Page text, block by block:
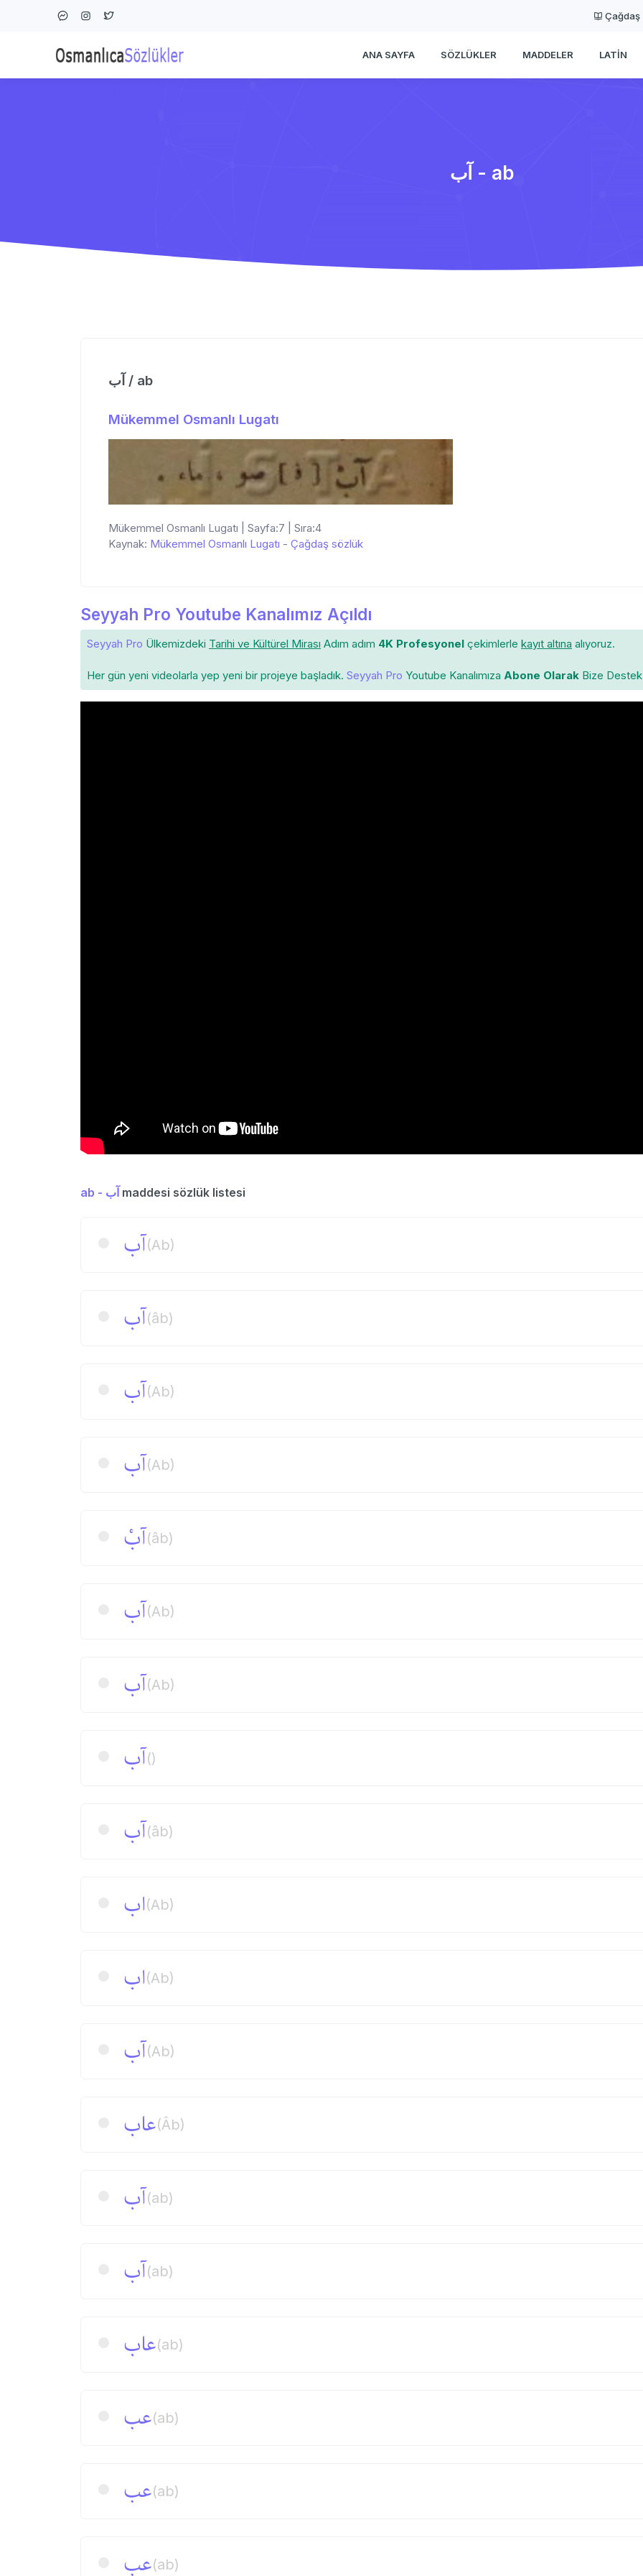
Çağdaş
ANA SAYFA SÖZLÜKLER MADDELER LATIN
آب - ab
آب / ab
Mükemmel Osmanlı Lugatı
Mükemmel Osmanlı Lugatı | Sayfa:7 | Sıra:4
Kaynak: Mükemmel Osmanlı Lugatı - Çağdaş sözlük
Seyyah Pro Youtube Kanalımız Açıldı
Seyyah Pro Ülkemizdeki Tarihi ve Kültürel Mirası Adım adım 4K Profesyonel çekimlerle kayıt altına alıyoruz.
Her gün yeni videolarla yep yeni bir projeye başladık. Seyyah Pro Youtube Kanalımıza Abone Olarak Bize Destek
ab - آب maddesi sözlük listesi
آب(Ab)
آب(âb)
آب(Ab)
آب(Ab)
آبْ(âb)
آب(Ab)
آب(Ab)
آب()
آب(âb)
اب(Ab)
اب(Ab)
آب(Ab)
عاب(Âb)
آب(ab)
آب(ab)
عاب(ab)
عب(ab)
عب(ab)
عب(ab)